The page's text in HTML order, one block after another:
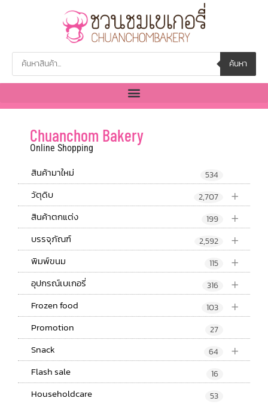
ค้นหา
Chuanchom Bakery
Online Shopping
สินค้ามาใหม่ 534
+
วัตุดิบ 2,707
+
สินค้าตกแต่ง 199
+
บรรจุภัณฑ์ 2,592
+
พิมพ์ขนม 115
+
อุปกรณ์เบเกอรี่ 316
+
Frozen food 103
Promotion 27
+
Snack 64
Flash sale 16
Householdcare 53